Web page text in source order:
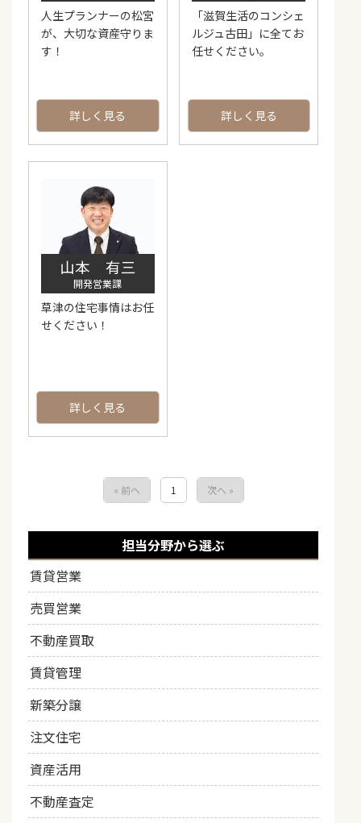
人生プランナーの松宮
が、大切な資産守りま
す！
詳しく見る
「滋賀生活のコンシェ
ルジュ古田」に全てお
任せください。
詳しく見る
山本 有三
開発営業課
草津の住宅事情はお任
せください！
詳しく見る
« 前へ 1 次へ »
担当分野から選ぶ
賃貸営業
売買営業
不動産買取
賃貸管理
新築分譲
注文住宅
資産活用
不動産査定